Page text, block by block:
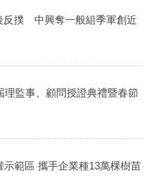
反撲 中興奪一般組季軍創近
理監事、顧問授證典禮暨春節
示範區 攜手企業種13萬棵樹苗